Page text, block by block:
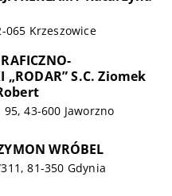
065 Krzeszowice
„RODAR” S.C. Ziomek
43-600 Jaworzno
WRÓBEL
81-350 Gdynia